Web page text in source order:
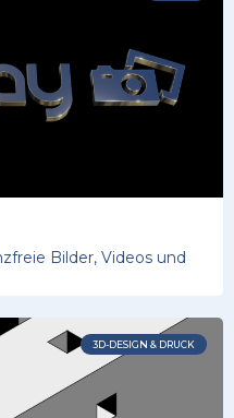
Bilder, Videos und
3D-DESIGN & DRUCK